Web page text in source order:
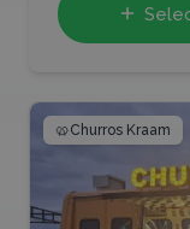
🥨Churros Kraam